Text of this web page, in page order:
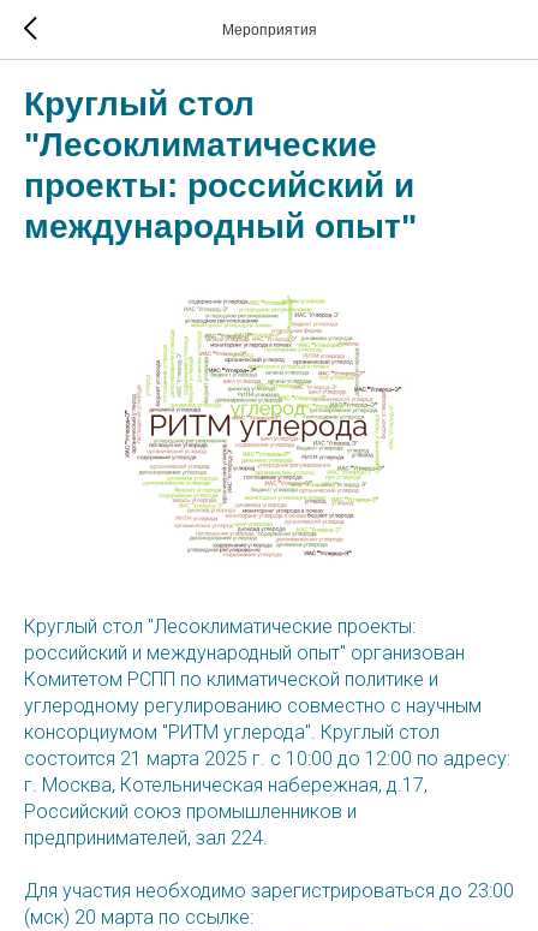
Мероприятия
Круглый стол
"Лесоклиматические
проекты: российский и
международный опыт"
Круглый стол "Лесоклиматические проекты:
российский и международный опыт" организован
Комитетом РСПП по климатической политике и
углеродному регулированию совместно с научным
консорциумом "РИТМ углерода". Круглый стол
состоится 21 марта 2025 г. с 10:00 до 12:00 по адресу:
г. Москва, Котельническая набережная, д.17,
Российский союз промышленников и
предпринимателей, зал 224.
Для участия необходимо зарегистрироваться до 23:00
(мск) 20 марта по ссылке: